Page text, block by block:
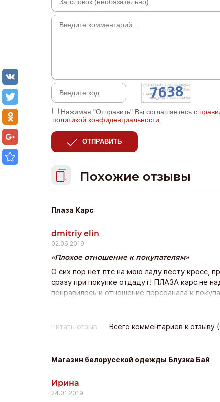
Нажимая "Отправить" Вы соглашаетесь с
политикой конфиденциальности
ОТПРАВИТЬ
Похожие отзывы
Плаза Карс
dmitriy elin
02.06.2019
Плохое отношение к покупателям
О сих пор нет птс на мою ладу весту кросс,
сразу при покупке отдадут! ПЛАЗА карс не
понравилось и отношение персоанала к
Читать отзыв
Всего комментариев к отзыву
Магазин белорусской одежды Блузка Бай
Ирина
24.01.2019